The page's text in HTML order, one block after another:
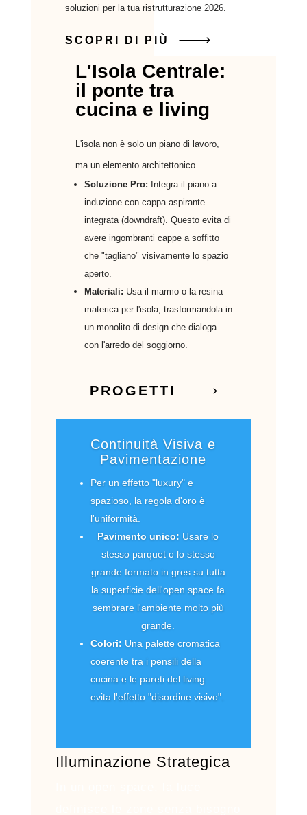
soluzioni per la tua ristrutturazione 2026.
SCOPRI DI PIÙ
L'Isola Centrale:
il ponte tra
cucina e living
L'isola non è solo un piano di lavoro,
ma un elemento architettonico.
Soluzione Pro: Integra il piano a
induzione con cappa aspirante
integrata (downdraft). Questo evita di
avere ingombranti cappe a soffitto
che "tagliano" visivamente lo spazio
aperto.
Materiali: Usa il marmo o la resina
materica per l'isola, trasformandola in
un monolito di design che dialoga
con l'arredo del soggiorno.
PROGETTI
Continuità Visiva e
Pavimentazione
Per un effetto "luxury" e
spazioso, la regola d'oro è
l'uniformità.
Pavimento unico: Usare lo
stesso parquet o lo stesso
grande formato in gres su tutta
la superficie dell'open space fa
sembrare l'ambiente molto più
grande.
Colori: Una palette cromatica
coerente tra i pensili della
cucina e le pareti del living
evita l'effetto "disordine visivo".
Illuminazione Strategica